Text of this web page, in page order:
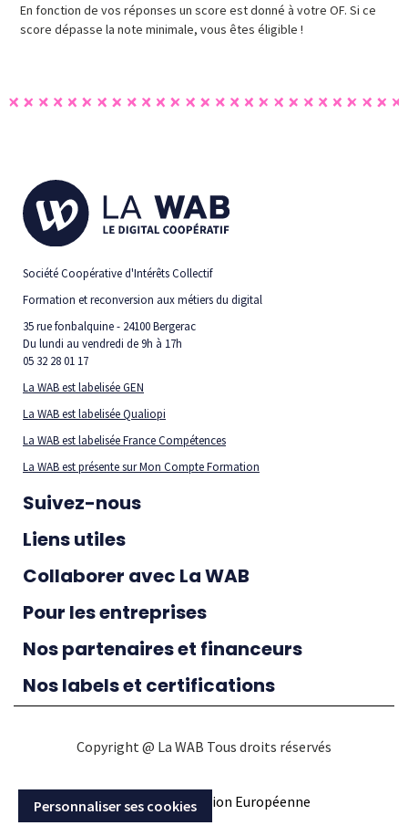
En fonction de vos réponses un score est donné à votre OF. Si ce
score dépasse la note minimale, vous êtes éligible !
Société Coopérative d'Intérêts Collectif
Formation et reconversion aux métiers du digital
35 rue fonbalquine - 24100 Bergerac
Du lundi au vendredi de 9h à 17h
05 32 28 01 17
La WAB est labelisée GEN
La WAB est labelisée Qualiopi
La WAB est labelisée France Compétences
La WAB est présente sur Mon Compte Formation
Suivez-nous
Liens utiles
Collaborer avec La WAB
Pour les entreprises
Nos partenaires et financeurs
Nos labels et certifications
Copyright @ La WAB Tous droits réservés
Action soutenue par l’Union Européenne
Personnaliser ses cookies